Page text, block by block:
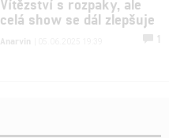
Vítězství s rozpaky, ale
celá show se dál zlepšuje
Anarvin 1